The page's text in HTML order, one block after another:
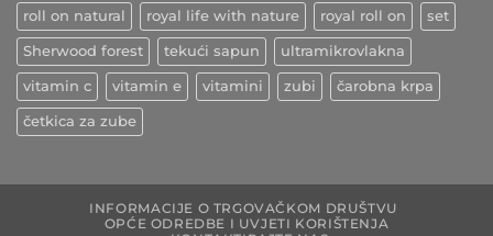
roll on natural royal life with nature royal roll on set
Sherwood forest tekući sapun ultramikrovlakna
vitamin c vitamin e vitamini zubi čarobna krpa
četkica za zube
INFORMACIJE O TRGOVAČKOM DRUŠTVU
OPĆE ODREDBE I UVJETI KORIŠTENJA